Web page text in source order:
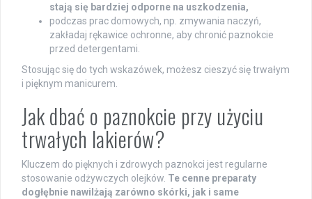
stają się bardziej odporne na uszkodzenia,
podczas prac domowych, np. zmywania naczyń,
zakładaj rękawice ochronne, aby chronić paznokcie
przed detergentami.
Stosując się do tych wskazówek, możesz cieszyć się trwałym
i pięknym manicurem.
Jak dbać o paznokcie przy użyciu
trwałych lakierów?
Kluczem do pięknych i zdrowych paznokci jest regularne
stosowanie odżywczych olejków. Te cenne preparaty
dogłębnie nawilżają zarówno skórki, jak i same